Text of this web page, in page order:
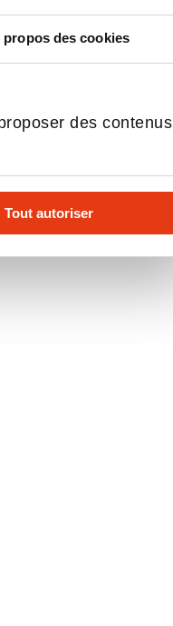
propos des cookies
des contenus
Tout autoriser